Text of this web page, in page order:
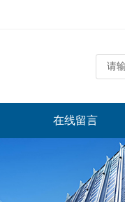
在线留言